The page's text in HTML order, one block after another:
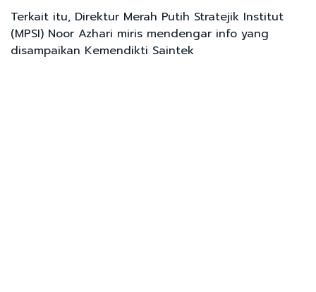
Terkait itu, Direktur Merah Putih Stratejik Institut
(MPSI) Noor Azhari miris mendengar info yang
disampaikan Kemendikti Saintek